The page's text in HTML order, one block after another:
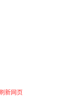
新网页